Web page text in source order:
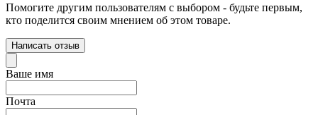
Помогите другим пользователям с выбором - будьте первым,
кто поделится своим мнением об этом товаре.
Написать отзыв
Ваше имя
Почта